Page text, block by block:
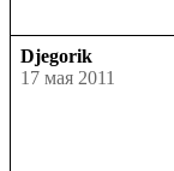
Djegorik
17 мая 2011